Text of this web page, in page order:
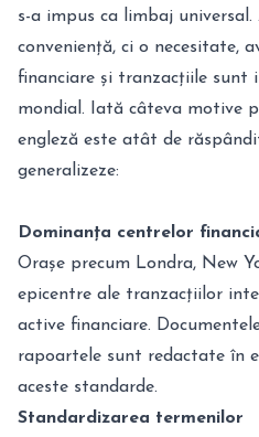
s-a impus ca limbaj
conveniență, ci o necesitate,
financiare și tranzacțiile sunt
mondial. Iată câteva motive
engleză este atât de
generalizeze:
Dominanța centrelor
Orașe precum Londra, New
epicentre ale tranzacțiilor
active financiare.
rapoartele sunt redactate în
aceste standarde.
Standardizarea termenilor